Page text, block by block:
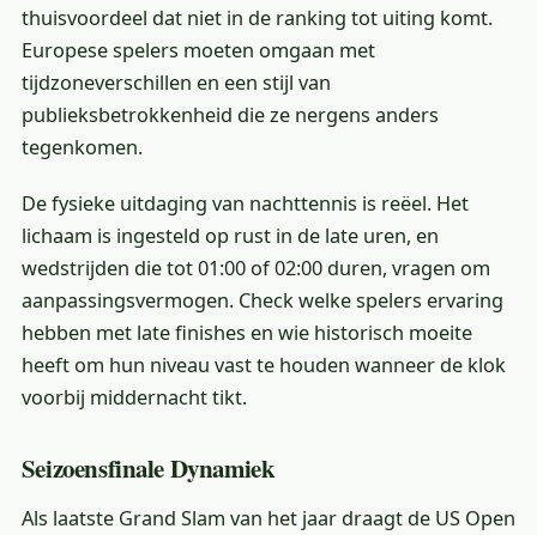
thuisvoordeel dat niet in de ranking tot uiting komt.
Europese spelers moeten omgaan met
tijdzoneverschillen en een stijl van
publieksbetrokkenheid die ze nergens anders
tegenkomen.
De fysieke uitdaging van nachttennis is reëel. Het
lichaam is ingesteld op rust in de late uren, en
wedstrijden die tot 01:00 of 02:00 duren, vragen om
aanpassingsvermogen. Check welke spelers ervaring
hebben met late finishes en wie historisch moeite
heeft om hun niveau vast te houden wanneer de klok
voorbij middernacht tikt.
Seizoensfinale Dynamiek
Als laatste Grand Slam van het jaar draagt de US Open